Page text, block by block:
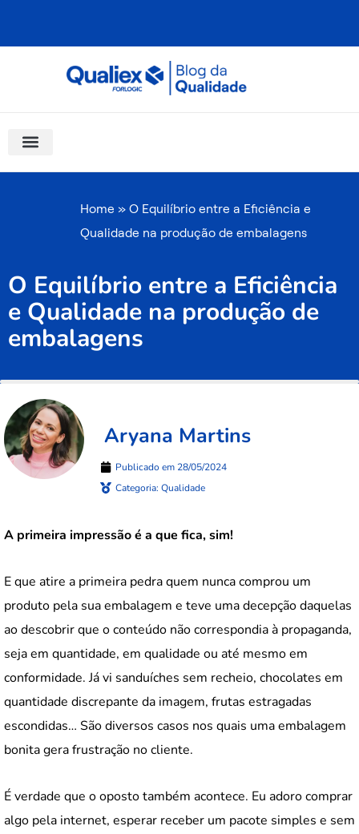
Home » O Equilíbrio entre a Eficiência e
Qualidade na produção de embalagens
O Equilíbrio entre a Eficiência
e Qualidade na produção de
embalagens
Aryana Martins
Publicado em 28/05/2024
Categoria: Qualidade
A primeira impressão é a que fica, sim!
E que atire a primeira pedra quem nunca comprou um
produto pela sua embalagem e teve uma decepção daquelas
ao descobrir que o conteúdo não correspondia à propaganda,
seja em quantidade, em qualidade ou até mesmo em
conformidade. Já vi sanduíches sem recheio, chocolates em
quantidade discrepante da imagem, frutas estragadas
escondidas… São diversos casos nos quais uma embalagem
bonita gera frustração no cliente.
É verdade que o oposto também acontece. Eu adoro comprar
algo pela internet, esperar receber um pacote simples e sem